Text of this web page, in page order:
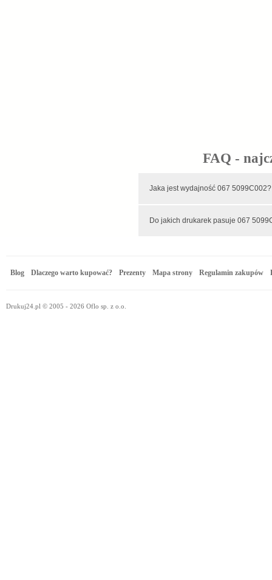
FAQ -
Jaka jest wydajność 067
Do jakich drukarek pasuje 067
Blog Dlaczego warto kupować? Prezenty Mapa strony Regulamin zakupów
Drukuj24.pl © 2005 - 2026 Oflo sp. z o.o.